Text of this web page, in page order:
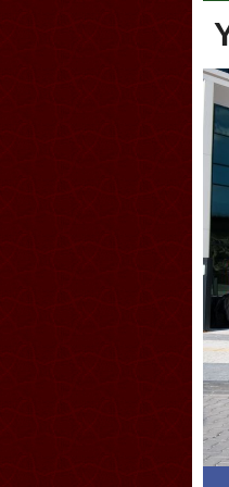
Sporcuları Kuraş’ta